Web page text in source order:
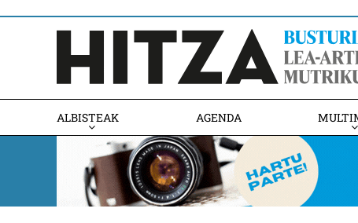
ALBISTEAK AGENDA